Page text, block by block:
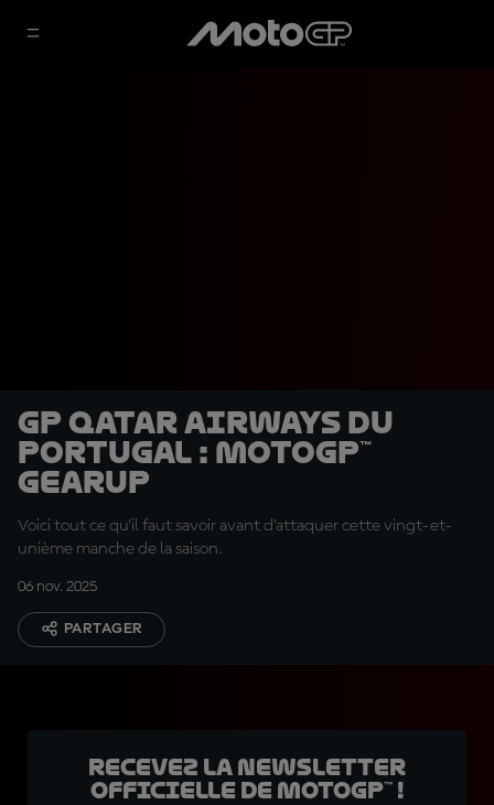
GP Qatar Airways du
Portugal : MotoGP™
GearUP
Voici tout ce qu'il faut savoir avant d'attaquer cette vingt-et-
unième manche de la saison.
06 nov. 2025
PARTAGER
Recevez la Newsletter
officielle de MotoGP™ !